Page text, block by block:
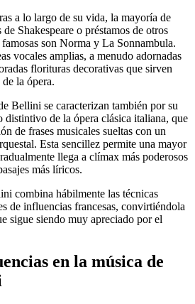
a lo largo de su vida, la mayoría de
Shakespeare o préstamos de otros
son Norma y La Sonnambula.
vocales amplias, a menudo adornadas
florituras decorativas que sirven
la ópera.
Bellini se caracterizan también por su
distintivo de la ópera clásica italiana, que
de frases musicales sueltas con un
Esta sencillez permite una mayor
llega a clímax más poderosos
más líricos.
combina hábilmente las técnicas
de influencias francesas, convirtiéndola
sigue siendo muy apreciado por el
en la música de